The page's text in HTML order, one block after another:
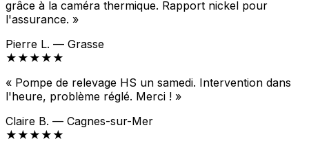
grâce à la caméra thermique. Rapport nickel pour
l'assurance. »
Pierre L. — Grasse
★★★★★
« Pompe de relevage HS un samedi. Intervention dans
l'heure, problème réglé. Merci ! »
Claire B. — Cagnes-sur-Mer
★★★★★